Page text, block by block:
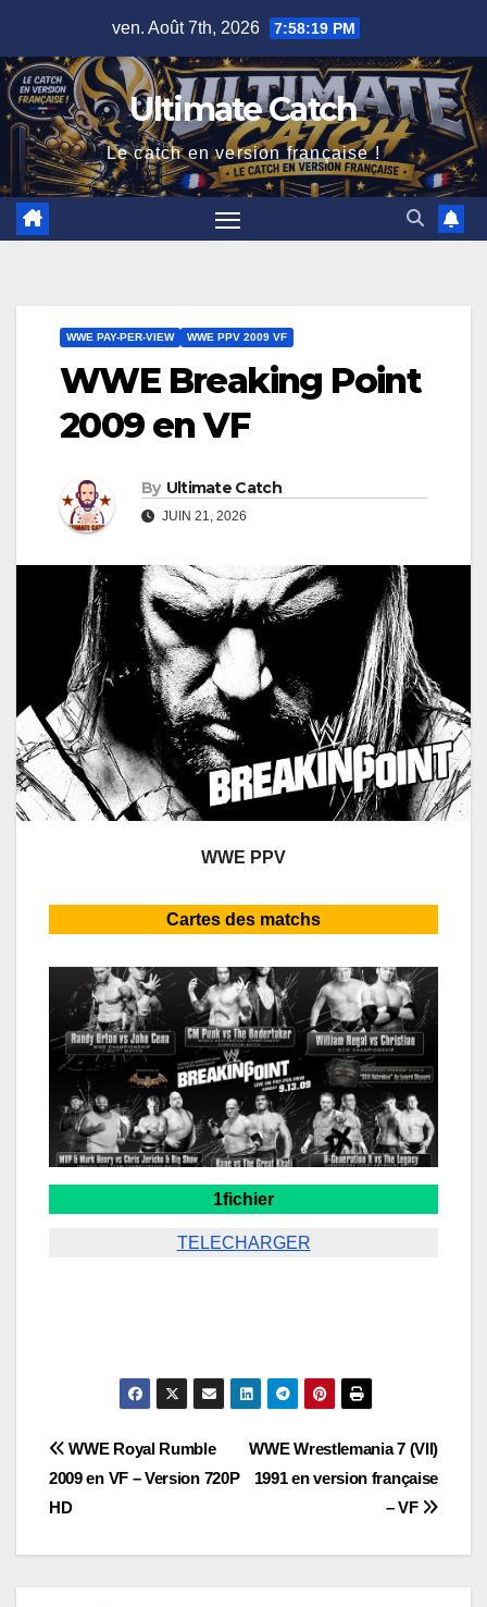
content
ven. Août 7th, 2026 7:58:19 PM
Ultimate Catch
Le catch en version française !
WWE PAY-PER-VIEW WWE PPV 2009 VF
WWE Breaking Point
2009 en VF
By Ultimate Catch
JUIN 21, 2026
WWE PPV
Cartes des matchs
1fichier
TELECHARGER
Navigation
de
l’article
WWE Wrestlemania 7 (VII)
1991 en version française
– VF
WWE Royal Rumble
2009 en VF – Version 720P
HD